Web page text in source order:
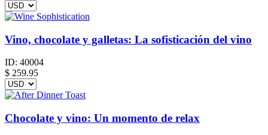
Vino, chocolate y galletas: La sofisticación del vino
ID: 40004
$ 259.95
Chocolate y vino: Un momento de relax